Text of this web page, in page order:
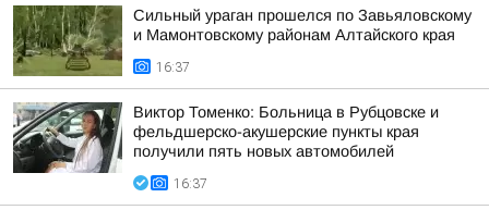
Сильный ураган прошелся по Завьяловскому
и Мамонтовскому районам Алтайского края
16:37
Виктор Томенко: Больница в Рубцовске и
фельдшерско-акушерские пункты края
получили пять новых автомобилей
16:37